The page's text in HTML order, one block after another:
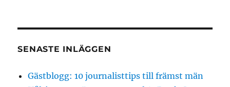
SENASTE INLÄGGEN
Gästblogg: 10 journalisttips till främst män